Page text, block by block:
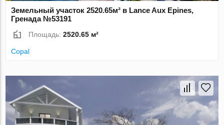
Земельный участок 2520.65м² в Lance Aux Epines,
Гренада №53191
Площадь:2520.65 м²
Copal